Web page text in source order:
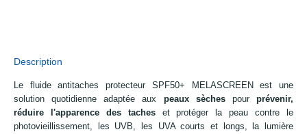
Description
Le fluide antitaches protecteur SPF50+ MELASCREEN est une
solution quotidienne adaptée aux peaux sèchespourprévenir,
réduire l'apparence des tacheset protéger la peau contre le
photovieillissement, les UVB, les UVA courts et longs, la lumière